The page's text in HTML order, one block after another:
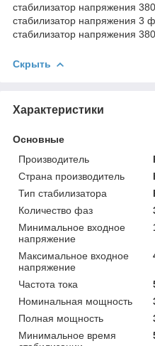
стабилизатор напряжения
стабилизатор напряжения 3
стабилизатор напряжения
Скрыть
Характеристики
Основные
Производитель
Страна производитель
Тип стабилизатора
Количество фаз
Минимальное входное
напряжение
Максимальное входное
напряжение
Частота тока
Номинальная мощность
Полная мощность
Минимальное время